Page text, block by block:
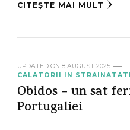
CITEȘTE MAI MULT
UPDATED ON 8 AUGUST 2025
CALATORII IN
Obidos – un sat
Portugaliei